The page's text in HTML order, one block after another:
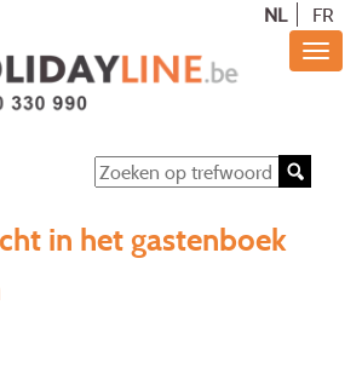
NL FR
in het gastenboek